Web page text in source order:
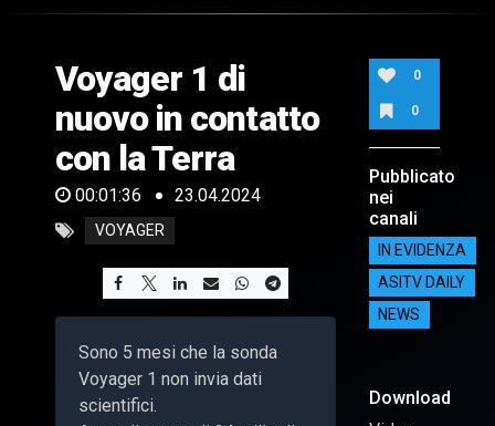
of
36
seconds
Voyager 1 di
nuovo in contatto
con la Terra
00:01:36 23.04.2024
VOYAGER
Sono 5 mesi che la sonda
Voyager 1 non invia dati
scientifici.
0
0
Pubblicato
nei
canali
IN EVIDENZA
ASITV DAILY
NEWS
Download